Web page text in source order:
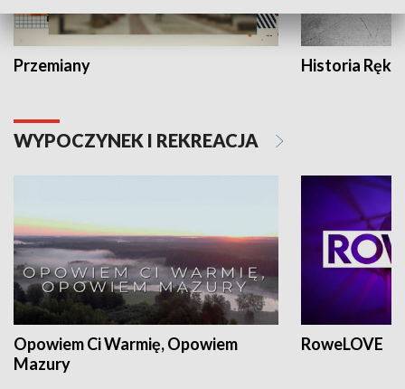
Przemiany Historia Ręką
WYPOCZYNEK I REKREACJA
Opowiem Ci Warmię, Opowiem
Mazury
RoweLOVE